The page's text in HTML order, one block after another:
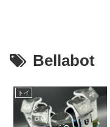
Bellabot
トイ